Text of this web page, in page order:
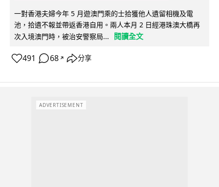
一對香港夫婦今年 5 月遊澳門乘的士拾獲他人遺留相機及電
池，拾遺不報並帶返香港自用。兩人本月 2 日經港珠澳大橋再
次入境澳門時，被治安警察局...
閱讀全文
491 68 ↗ 分享
ADVERTISEMENT